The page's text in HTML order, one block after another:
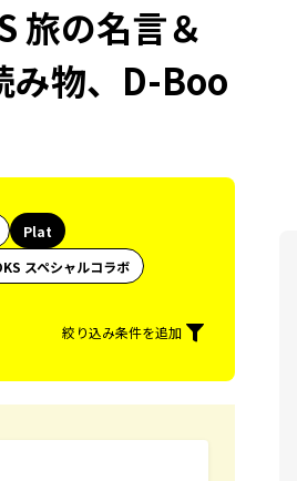
旅の名言＆
み物、D-Boo
Plat
スペシャルコラボ
絞り込み条件を追加